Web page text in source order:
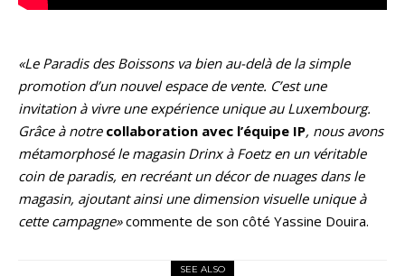
«Le Paradis des Boissons va bien au-delà de la simple
promotion d’un nouvel espace de vente. C’est une
invitation à vivre une expérience unique au Luxembourg.
Grâce à notre collaboration avec l’équipe IP, nous avons
métamorphosé le magasin Drinx à Foetz en un véritable
coin de paradis, en recréant un décor de nuages dans le
magasin, ajoutant ainsi une dimension visuelle unique à
cette campagne»commente de son côté Yassine Douira.
SEE ALSO